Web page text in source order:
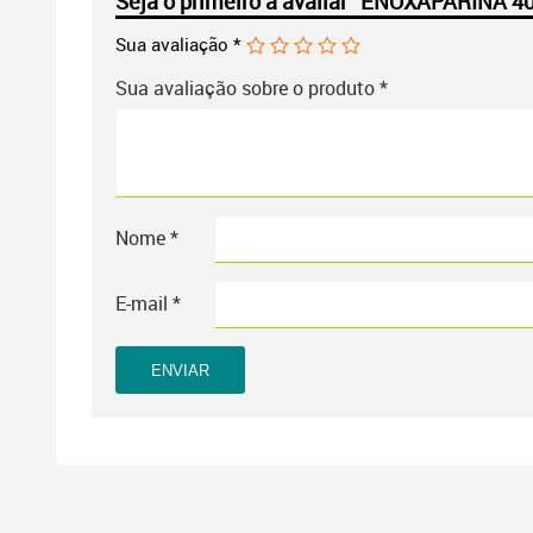
Sua avaliação *
Sua avaliação sobre o produto*
Nome*
E-mail *